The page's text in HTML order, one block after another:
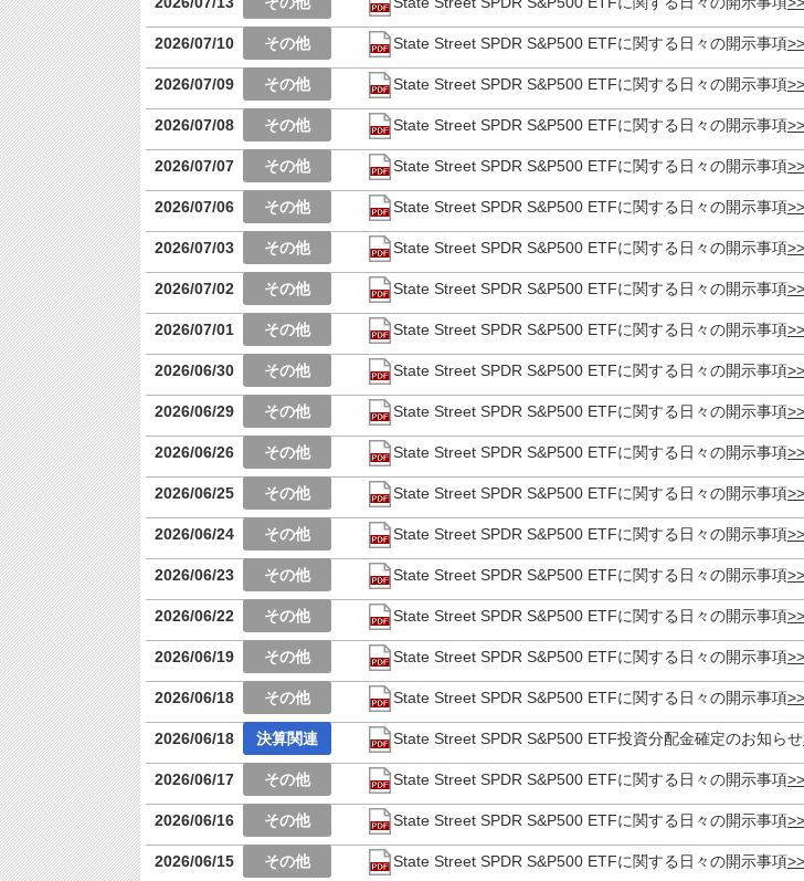
2026/07/10 State Street SPDR S&P500 ETFに関する日々の開示事項
2026/07/09 State Street SPDR S&P500 ETFに関する日々の開示事項
2026/07/08 State Street SPDR S&P500 ETFに関する日々の開示事項
2026/07/07 State Street SPDR S&P500 ETFに関する日々の開示事項
2026/07/06 State Street SPDR S&P500 ETFに関する日々の開示事項
2026/07/03 State Street SPDR S&P500 ETFに関する日々の開示事項
2026/07/02 State Street SPDR S&P500 ETFに関する日々の開示事項
2026/07/01 State Street SPDR S&P500 ETFに関する日々の開示事項
2026/06/30 State Street SPDR S&P500 ETFに関する日々の開示事項
2026/06/29 State Street SPDR S&P500 ETFに関する日々の開示事項
2026/06/26 State Street SPDR S&P500 ETFに関する日々の開示事項
2026/06/25 State Street SPDR S&P500 ETFに関する日々の開示事項
2026/06/24 State Street SPDR S&P500 ETFに関する日々の開示事項
2026/06/23 State Street SPDR S&P500 ETFに関する日々の開示事項
2026/06/22 State Street SPDR S&P500 ETFに関する日々の開示事項
2026/06/19 State Street SPDR S&P500 ETFに関する日々の開示事項
2026/06/18 State Street SPDR S&P500 ETFに関する日々の開示事項
2026/06/18 State Street SPDR S&P500 ETF投資分配金確定のお知らせ
2026/06/17 State Street SPDR S&P500 ETFに関する日々の開示事項
2026/06/16 State Street SPDR S&P500 ETFに関する日々の開示事項
2026/06/15 State Street SPDR S&P500 ETFに関する日々の開示事項